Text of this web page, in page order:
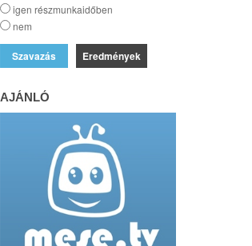
igen részmunkaidőben
nem
Eredmények
AJÁNLÓ